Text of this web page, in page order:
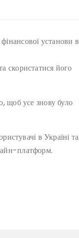
установи в
скористатися його
щоб усе знову було
в Україні та
платформ.